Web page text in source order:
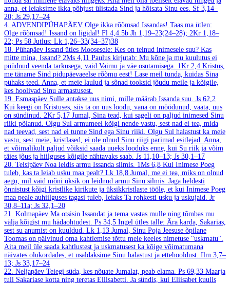
anna, et leiaksime ikka põhjust ülistada Sind ja hõisata Sinu ees. Sf 3,14–
20; Js 29,17–24
4. ADVENDIPÜHAPÄEV Olge ikka rõõmsad Issandas! Taas ma ütlen:
Olge rõõmsad! Issand on ligidal! Fl 4,4.5b Jh 1,19–23(24–28); 2Kr 1,18–
22; Ps 58 Jutlus: Lk 1,26–33(34–37)38
18. Pühapäev Issand ütles Moosesele: Kes on teinud inimesele suu? Kas
mitte mina, Issand? 2Ms 4,11 Paulus kirjutab: Mu kõne ja mu kuulutus ei
püüdnud veenda tarkusega, vaid Vaimu ja väe osutamisega. 1Kr 2,4 Kristus,
me täname Sind pidupäevaeelse rõõmu eest! Lase meil tunda, kuidas Sina
pühaks teed. Anna, et meie laulud ja sõnad tooksid jõudu meile ja kõigile,
kes hoolivad Sinu armastusest.
19. Esmaspäev Sulle antakse uus nimi, mille määrab Issanda suu. Js 62,2
Kui keegi on Kristuses, siis ta on uus loodu, vana on möödunud, vaata, uus
on sündinud. 2Kr 5,17 Jumal, Sina tead, kui sageli on paljud inimesed Sinu
riiki põlanud. Olgu Sul armumeel kõigi nende vastu, sest nad ei tea, mida
nad teevad, sest nad ei tunne Sind ega Sinu riiki. Olgu Sul halastust ka meie
vastu, sest meie, kristlased, ei ole olnud Sinu riigi parimad esitlejad. Anna,
et võimalikult paljud võiksid saada uueks looduks enne, kui Su riik ja võim
täies jõus ja hiilguses kõigile nähtavaks saab. Js 11,10–13; Js 30,1–17
20. Teisipäev Noa leidis armu Issanda silmis. 1Ms 6,8 Kui Inimese Poeg
tuleb, kas ta leiab usku maa pealt? Lk 18,8 Jumal, me ei tea, miks on olnud
aegu, mil vaid mõni üksik on leidnud armu Sinu silmis. Jaga heldesti
õnnistust kõigi kristlike kirikute ja üksikkristlaste tööle, et kui Inimese Poeg
maa peale auhiilguses tagasi tuleb, leiaks Ta rohkesti usku ja uskujaid. Jr
30,8–11a; Js 32,1–20
21. Kolmapäev Ma otsisin Issandat ja tema vastas mulle ning tõmbas mu
välja kõigist mu hädaohtudest. Ps 34,5 Ingel ütles talle: Ära karda, Sakarias,
sest su anumist on kuuldud. Lk 1,13 Jumal, Sinu Poja Jeesuse õpilane
Toomas on pälvinud oma kahtlemise tõttu meie keeles nimetuse "uskmatu".
Aita meil üle saada kahtlustest ja uskmatusest ka kõige võimatumana
näivates olukordades, et usaldaksime Sinu halastust ja ettehooldust. Ilm 3,7–
13; Js 33,17–24
22. Neljapäev Teiegi süda, kes nõuate Jumalat, peab elama. Ps 69,33 Maarja
tuli Sakariase kotta ning teretas Eliisabetti. Ja sündis, kui Eliisabet kuulis